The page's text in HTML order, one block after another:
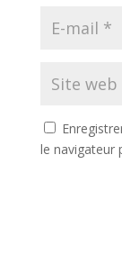
le navigateur